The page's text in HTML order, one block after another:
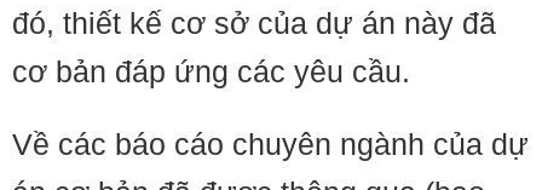
đó, thiết kế cơ sở của dự án này đã
cơ bản đáp ứng các yêu cầu.
Về các báo cáo chuyên ngành của dự